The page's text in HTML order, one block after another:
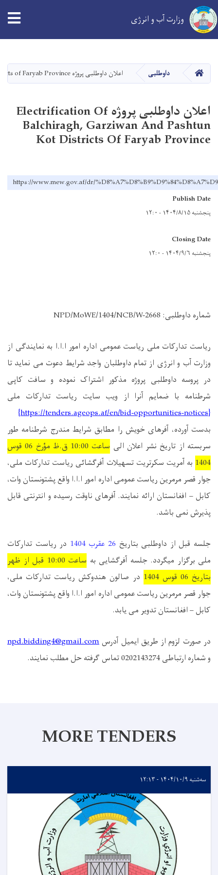
main
content
وزارت آب و انرژی
خانه داوطلبی اعلان داوطلبی پروژه Electrification of Balchiragh, Garziwan and Pashtun Kot Districts of Faryab Province
اعلان داوطلبی پروژه Electrification Of
Balchiragh, Garziwan And Pashtun
Kot Districts Of Faryab Province
https://www.mew.gov.af/dr/
Publish Date
پنجشنبه ۱۴۰۴/۸/۱۵ - ۱۲:۰
Closing Date
پنجشنبه ۱۴۰۴/۹/۶ - ۱۲:۰
شماره داوطلبی: NPD/MoWE/1404/NCB/W-2668
ریاست تدارکات ملی ریاست عمومی اداره امور ا.ا.ا به نمایندگی از
وزارت آب و انرژی از تمام داوطلبان واجد شرایط دعوت می نماید تا
در پروسه داوطلبی پروژه مذکور اشتراک نموده و سافت کاپی
شرطنامه با ضمایم آنرا از ویب سایت ریاست تدارکات ملی
{
https://tenders.ageops.af/en/bid-opportunities-notices
}
بدست آورده، آفرهای خویش را مطابق شرایط مندرج شرطنامه طور
سربسته از تاریخ نشر اعلان الی ساعت 10:00 ق.ظ مؤرخ 06قوس
1404 به آمریت سکرتریت تسهیلات آفرگشائی ریاست تدارکات ملی،
جوار قصر مرمرین ریاست عمومی اداره امور ا.ا.ا واقع پشتونستان وات،
کابل – افغانستان ارائه نمایند. آفرهای ناوقت رسیده و انترنتی قابل
پذیرش نمی باشد.
جلسه قبل از داوطلبی بتاریخ 26عقرب1404 در ریاست تدارکات
ملی برگزار میگردد.جلسه آفرگشایی به ساعت 10:00 قبل از ظهر
بتاریخ 06 قوس1404 در صالون هندوکش ریاست تدارکات ملی،
جوار قصر مرمرین ریاست عمومی اداره امور ا.ا.ا واقع پشتونستان وات،
کابل – افغانستان تدویر می یابد.
در صورت لزوم از طریق ایمیل آدرس npd.bidding4@gmail.com
و شماره ارتباطی0202143274تماس گرفته حل مطلب نمایند.
MORE TENDERS
سه‌شنبه ۱۴۰۴/۱۰/۹ - ۱۲:۱۳